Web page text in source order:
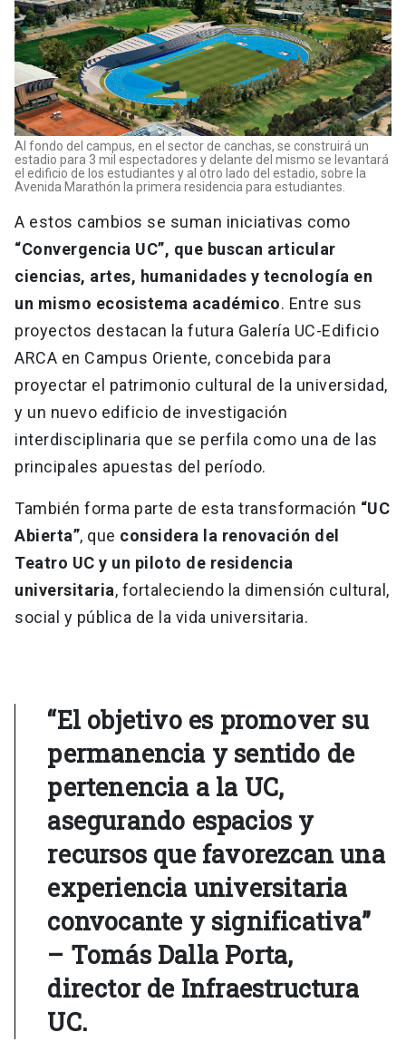
Al fondo del campus, en el sector de canchas, se construirá un
estadio para 3 mil espectadores y delante del mismo se levantará
el edificio de los estudiantes y al otro lado del estadio, sobre la
Avenida Marathón la primera residencia para estudiantes.
A estos cambios se suman iniciativas como
“Convergencia UC”, que buscan articular
ciencias, artes, humanidades y tecnología en
un mismo ecosistema académico. Entre sus
proyectos destacan la futura Galería UC-Edificio
ARCA en Campus Oriente, concebida para
proyectar el patrimonio cultural de la universidad,
y un nuevo edificio de investigación
interdisciplinaria que se perfila como una de las
principales apuestas del período.
También forma parte de esta transformación “UC
Abierta”, que considera la renovación del
Teatro UC y un piloto de residencia
universitaria, fortaleciendo la dimensión cultural,
social y pública de la vida universitaria.
“El objetivo es promover su
permanencia y sentido de
pertenencia a la UC,
asegurando espacios y
recursos que favorezcan una
experiencia universitaria
convocante y significativa”
– Tomás Dalla Porta,
director de Infraestructura
UC.